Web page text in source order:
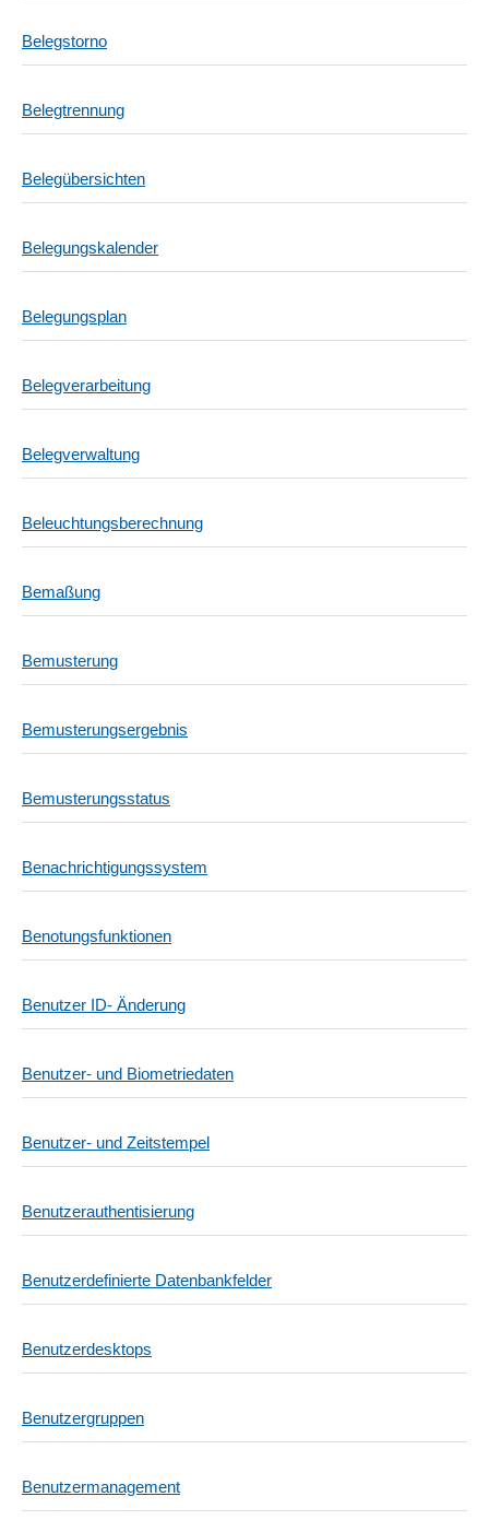
Belegstorno
Belegtrennung
Belegübersichten
Belegungskalender
Belegungsplan
Belegverarbeitung
Belegverwaltung
Beleuchtungsberechnung
Bemaßung
Bemusterung
Bemusterungsergebnis
Bemusterungsstatus
Benachrichtigungssystem
Benotungsfunktionen
Benutzer ID- Änderung
Benutzer- und Biometriedaten
Benutzer- und Zeitstempel
Benutzerauthentisierung
Benutzerdefinierte Datenbankfelder
Benutzerdesktops
Benutzergruppen
Benutzermanagement